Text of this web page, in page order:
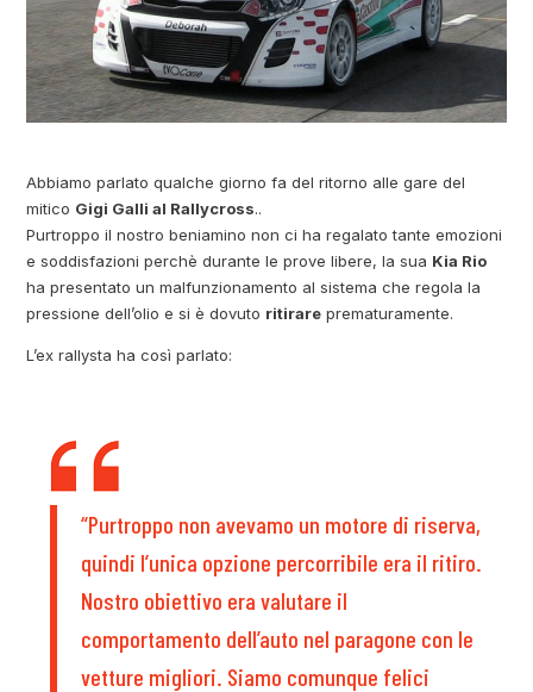
Abbiamo parlato qualche giorno fa del ritorno alle gare del
mitico Gigi Galli al Rallycross..
Purtroppo il nostro beniamino non ci ha regalato tante emozioni
e soddisfazioni perchè durante le prove libere, la sua Kia Rio
ha presentato un malfunzionamento al sistema che regola la
pressione dell’olio e si è dovuto ritirare prematuramente.
L’ex rallysta ha così parlato:
“Purtroppo non avevamo un motore di riserva,
quindi l’unica opzione percorribile era il ritiro.
Nostro obiettivo era valutare il
comportamento dell’auto nel paragone con le
vetture migliori. Siamo comunque felici